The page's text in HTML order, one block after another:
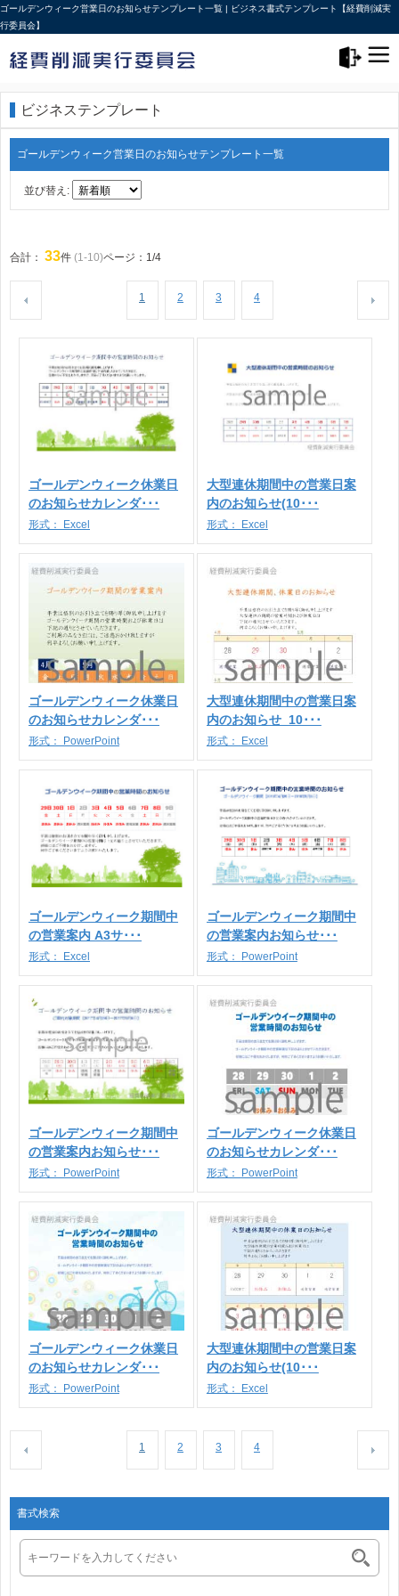
ゴールデンウィーク営業日のお知らせテンプレート一覧 | ビジネス書式テンプレート【経費削減実
行委員会】
ビジネステンプレート
ゴールデンウィーク営業日のお知らせテンプレート一覧
並び替え:
合計： 33件 (1-10)ページ：1/4
1 2 3 4
ゴールデンウィーク休業日
のお知らせカレンダ･･･
形式： Excel
大型連休期間中の営業日案
内のお知らせ(10･･･
形式： Excel
ゴールデンウィーク休業日
のお知らせカレンダ･･･
形式： PowerPoint
大型連休期間中の営業日案
内のお知らせ_10･･･
形式： Excel
ゴールデンウィーク期間中
の営業案内 A3サ･･･
形式： Excel
ゴールデンウィーク期間中
の営業案内お知らせ･･･
形式： PowerPoint
ゴールデンウィーク期間中
の営業案内お知らせ･･･
形式： PowerPoint
ゴールデンウィーク休業日
のお知らせカレンダ･･･
形式： PowerPoint
ゴールデンウィーク休業日
のお知らせカレンダ･･･
形式： PowerPoint
大型連休期間中の営業日案
内のお知らせ(10･･･
形式： Excel
1 2 3 4
書式検索